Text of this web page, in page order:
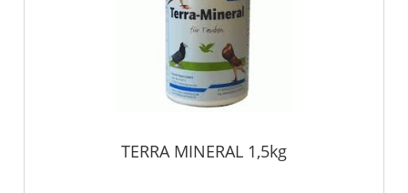
TERRA MINERAL 1,5kg